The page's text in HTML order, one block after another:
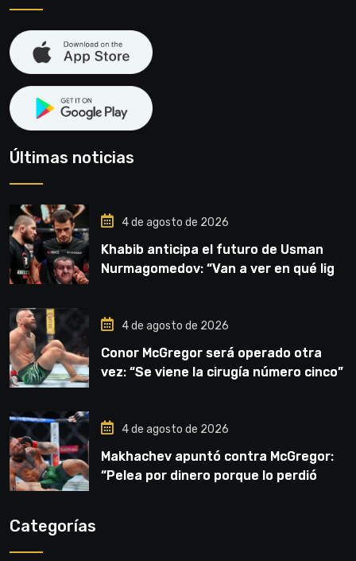
Últimas noticias
4 de agosto de 2026
Khabib anticipa el futuro de Usman
Nurmagomedov: “Van a ver en qué liga
4 de agosto de 2026
Conor McGregor será operado otra
vez: “Se viene la cirugía número cinco”
4 de agosto de 2026
Makhachev apuntó contra McGregor:
“Pelea por dinero porque lo perdió
Categorías